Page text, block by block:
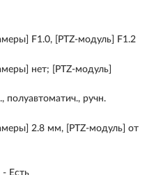
F1.0, [PTZ-модуль] F1.2
нет; [PTZ-модуль]
полуавтоматич., ручн.
2.8 мм, [PTZ-модуль] от